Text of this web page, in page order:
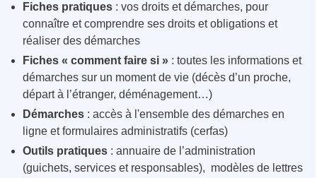
Fiches pratiques : vos droits et démarches, pour
connaître et comprendre ses droits et obligations et
réaliser des démarches
Fiches « comment faire si » : toutes les informations et
démarches sur un moment de vie (décès d’un proche,
départ à l’étranger, déménagement…)
Démarches : accès à l'ensemble des démarches en
ligne et formulaires administratifs (cerfas)
Outils pratiques : annuaire de l’administration
(guichets, services et responsables), modèles de lettres